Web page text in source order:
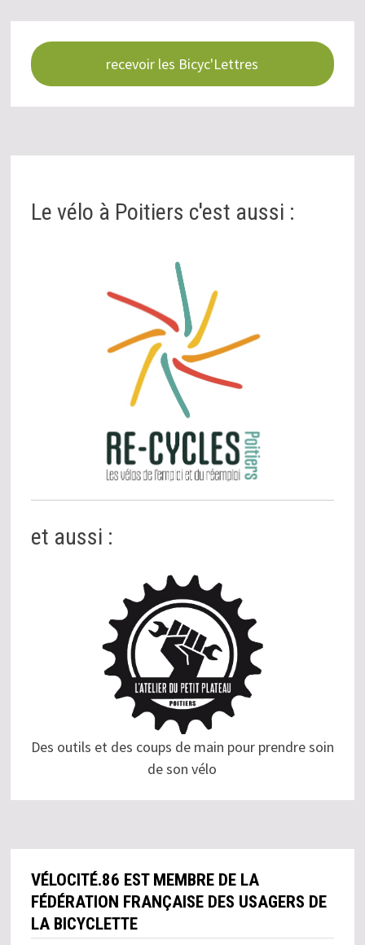
recevoir les Bicyc'Lettres
Le vélo à Poitiers c'est aussi :
et aussi :
Des outils et des coups de main pour prendre soin
de son vélo
VÉLOCITÉ.86 EST MEMBRE DE LA
FÉDÉRATION FRANÇAISE DES USAGERS DE
LA BICYCLETTE